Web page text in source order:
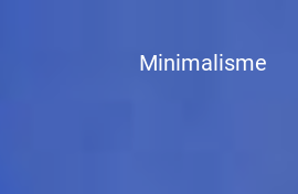
Minimalisme